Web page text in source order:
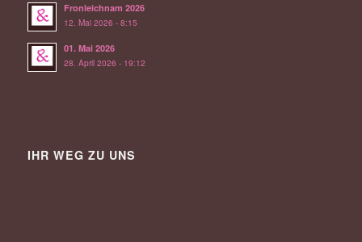
Fronleichnam 2026
12. Mai 2026 - 8:15
01. Mai 2026
28. April 2026 - 19:12
IHR WEG ZU UNS